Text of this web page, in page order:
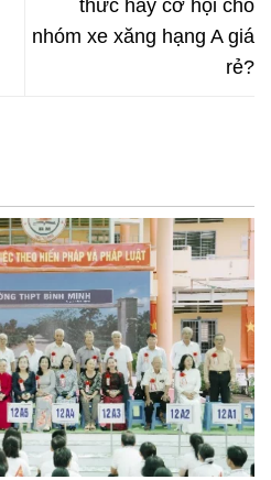
thức hay cơ hội cho
nhóm xe xăng hạng A giá
rẻ?